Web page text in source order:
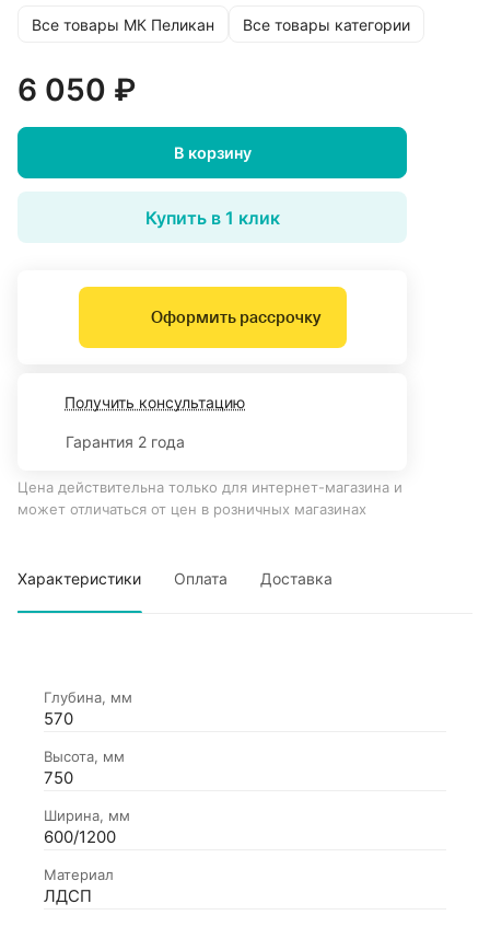
Все товары МК Пеликан Все товары категории
6 050 ₽
В корзину
Купить в 1 клик
Оформить рассрочку
Получить консультацию
Гарантия 2 года
Цена действительна только для интернет-магазина и
может отличаться от цен в розничных магазинах
Характеристики Оплата Доставка
Глубина, мм
570
Высота, мм
750
Ширина, мм
600/1200
Материал
ЛДСП